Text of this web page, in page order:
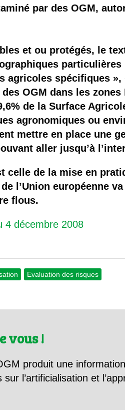
par des OGM,
et ou protégés, le
agricoles spécifiques
OGM dans les zones
de la Surface
agronomiques ou
mettre en place une
aller jusqu’à
celle de la mise en
l’Union européenne
flous.
4 décembre 2008
Evaluation des risques
vous !
produit une
l’artificialisation et